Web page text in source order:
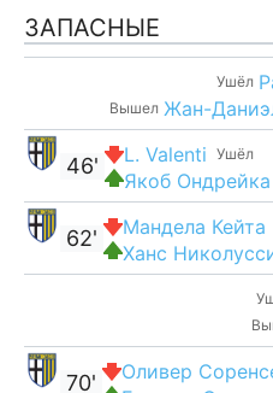
ЗАПАСНЫЕ
Ушёл
Вышел Жан-
Ушёл
L. Valenti
Якоб Ондрейка
46'
Мандела Кейта
Ханс
62'
Оливер
70'